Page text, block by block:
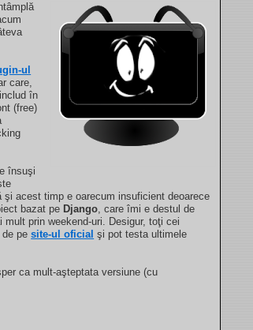
ul
care,
în
(free)
însuşi
acest timp e oarecum insuficient deoarece
bazat pe Django, care îmi e destul de
mult prin weekend-uri. Desigur, toţi cei
de pesite-ul oficial şi pot testa ultimele
ca mult-aşteptata versiune (cu